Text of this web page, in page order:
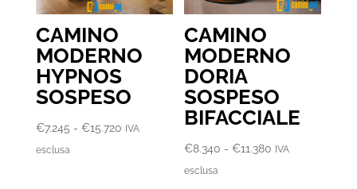
CAMINO
MODERNO
HYPNOS
SOSPESO
€7.245 - €15.720Fascia
IVA
esclusa
CAMINO
MODERNO
DORIA
SOSPESO
BIFACCIALE
€8.340 - €11.380 Fascia
IVA
esclusa